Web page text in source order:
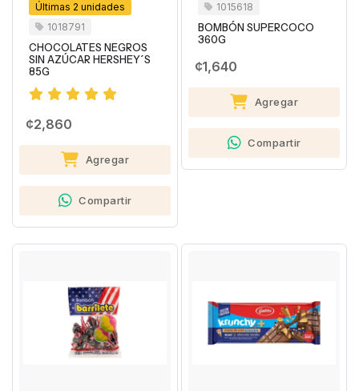
Últimas 2 unidades
1018791
CHOCOLATES NEGROS
SIN AZÚCAR HERSHEY´S
85G
¢2,860
Agregar
Compartir
1015618
BOMBÓN SUPERCOCO
360G
¢1,640
Agregar
Compartir